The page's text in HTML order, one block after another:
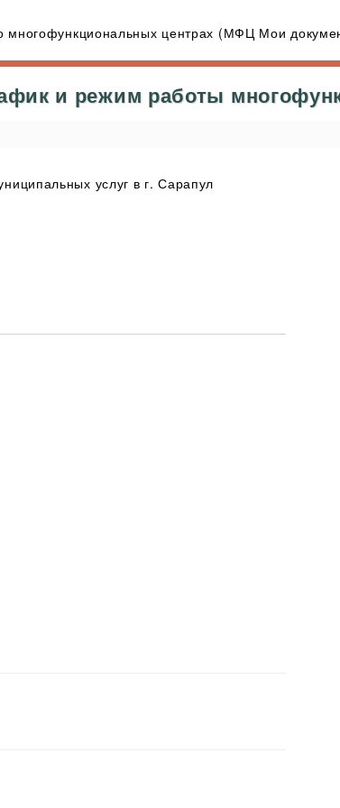
центрах (МФЦ Мои
и режим работы
услуг в г. Сарапул